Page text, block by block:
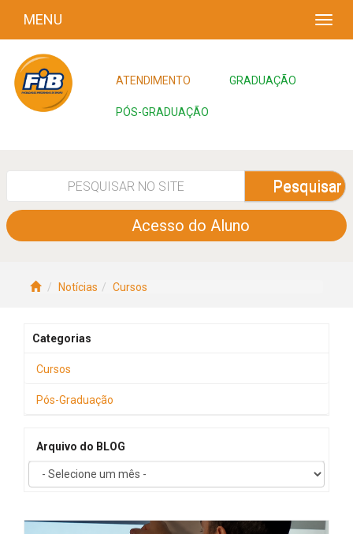
MENU
ATENDIMENTO GRADUAÇÃO
PÓS-GRADUAÇÃO
Pesquisar
Acesso do Aluno
Notícias Cursos
Categorias
Cursos
Pós-Graduação
Arquivo do BLOG